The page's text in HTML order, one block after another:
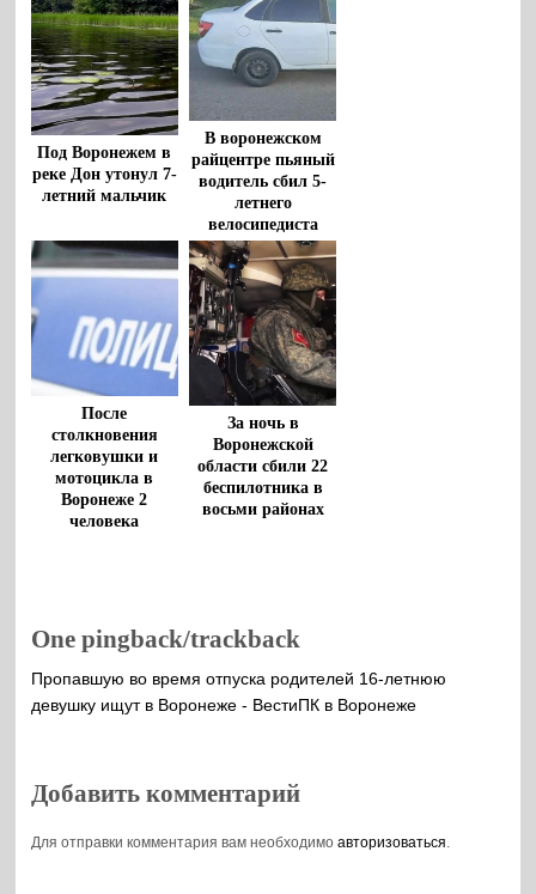
Под Воронежем в
реке Дон утонул 7-
летний мальчик
В воронежском
райцентре пьяный
водитель сбил 5-
летнего
велосипедиста
После
столкновения
легковушки и
мотоцикла в
Воронеже 2
человека
За ночь в
Воронежской
области сбили 22
беспилотника в
восьми районах
One pingback/trackback
Пропавшую во время отпуска родителей 16-летнюю
девушку ищут в Воронеже - ВестиПК в Воронеже
Добавить комментарий
Для отправки комментария вам необходимоавторизоваться.